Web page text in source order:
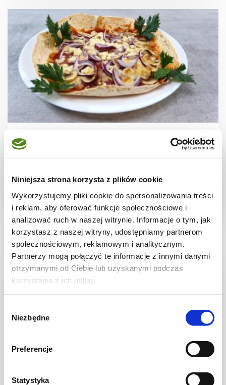
Niniejsza strona korzysta z plików cookie
Wykorzystujemy pliki cookie do spersonalizowania treści
i reklam, aby oferować funkcje społecznościowe i
analizować ruch w naszej witrynie. Informacje o tym, jak
korzystasz z naszej witryny, udostępniamy partnerom
społecznościowym, reklamowym i analitycznym.
Partnerzy mogą połączyć te informacje z innymi danymi
otrzymanymi od Ciebie lub uzyskanymi podczas
korzystania z ich usług.
zgody
Niezbędne
Preferencje
Statystyka
PIZZA
Pizza na tortilli z Air Fryer + film
1243 kcal